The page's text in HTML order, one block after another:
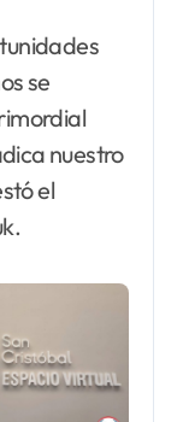
se
nuestro
el